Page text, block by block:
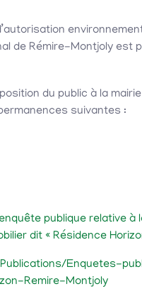
de Rémire-Montjoly est
du public à la
suivantes :
publique relative
dit « Résidence
Enquetes-
Remire-Montjoly